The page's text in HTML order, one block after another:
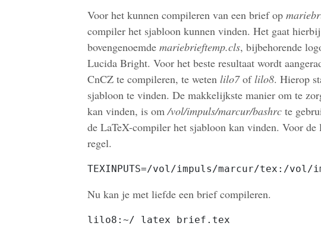
Voor het kunnen compileren van een brief op
compiler het sjabloon kunnen vinden. Het gaat
bovengenoemde mariebrieftemp.cls, bijbehorende
Lucida Bright. Voor het beste resultaat wordt
CnCZ te compileren, te weten lilo7oflilo8. Hierop
sjabloon te vinden. De makkelijkste manier om te
kan vinden, is om/vol/impuls/marcur/bashrc te
de LaTeX-compiler het sjabloon kan vinden. Voor de
regel.
TEXINPUTS=/vol/impuls/marcur/tex:/
Nu kan je met liefde een brief compileren.
lilo8:~/ latex brief.tex